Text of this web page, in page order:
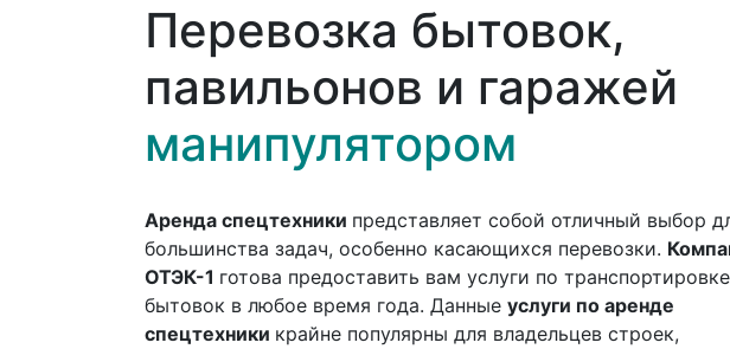
Перевозка бытовок,
павильонов и гаражей
манипулятором
Аренда спецтехники представляет собой отличный выбор
большинства задач, особенно касающихся перевозки.
ОТЭК-1 готова предоставить вам услуги по транспортировке
бытовок в любое время года. Данные услуги по аренде
спецтехники крайне популярны для владельцев строек,